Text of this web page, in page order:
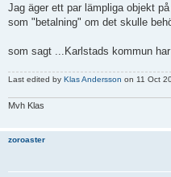
Jag äger ett par lämpliga objekt
som "betalning" om det skulle
som sagt ...Karlstads kommun
Last edited by Klas Andersson on 11 Oct
Mvh Klas
zoroaster